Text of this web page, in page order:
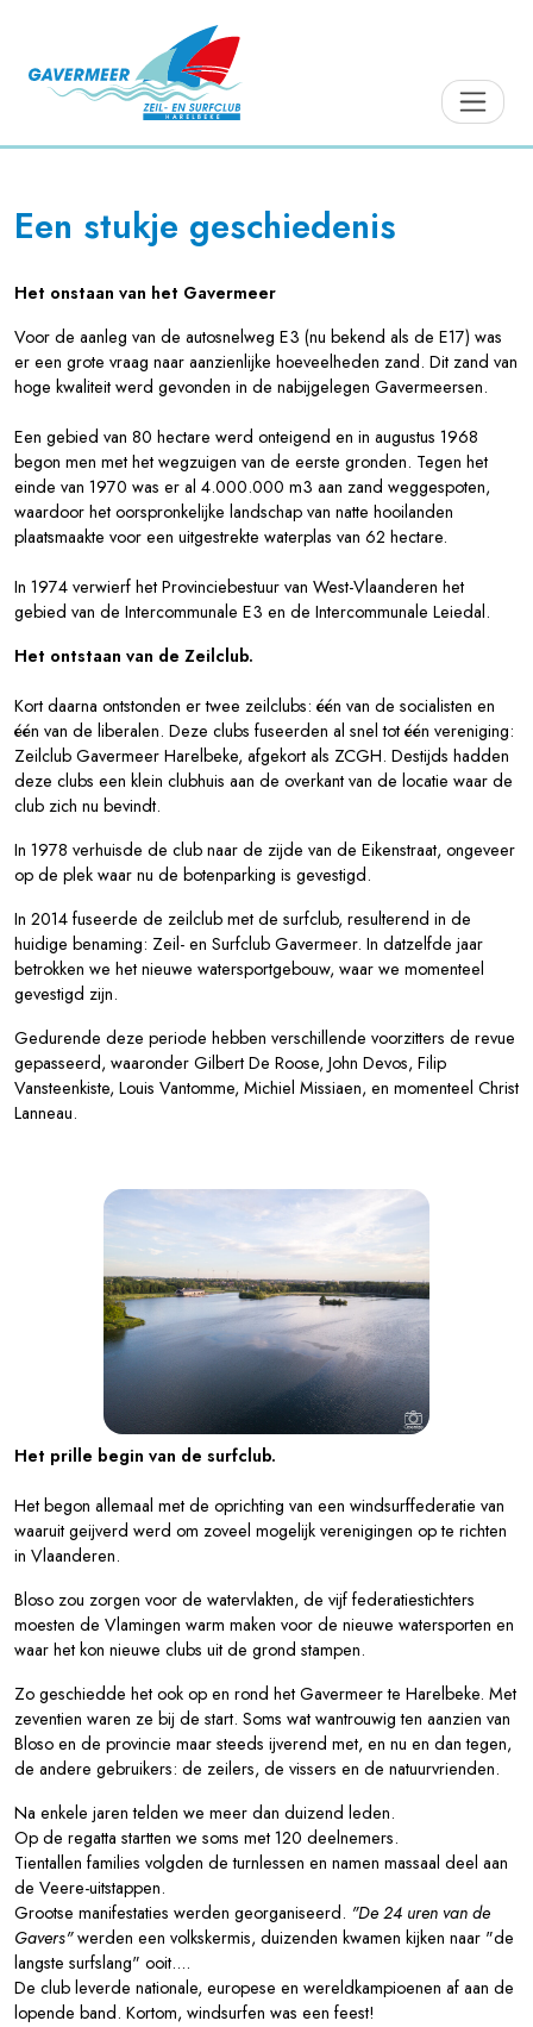
Een stukje geschiedenis
Het onstaan van het Gavermeer
Voor de aanleg van de autosnelweg E3 (nu bekend als de E17) was
er een grote vraag naar aanzienlijke hoeveelheden zand. Dit zand van
hoge kwaliteit werd gevonden in de nabijgelegen Gavermeersen.
Een gebied van 80 hectare werd onteigend en in augustus 1968
begon men met het wegzuigen van de eerste gronden. Tegen het
einde van 1970 was er al 4.000.000 m3 aan zand weggespoten,
waardoor het oorspronkelijke landschap van natte hooilanden
plaatsmaakte voor een uitgestrekte waterplas van 62 hectare.
In 1974 verwierf het Provinciebestuur van West-Vlaanderen het
gebied van de Intercommunale E3 en de Intercommunale Leiedal.
Het ontstaan van de Zeilclub.
Kort daarna ontstonden er twee zeilclubs: één van de socialisten en
één van de liberalen. Deze clubs fuseerden al snel tot één vereniging:
Zeilclub Gavermeer Harelbeke, afgekort als ZCGH. Destijds hadden
deze clubs een klein clubhuis aan de overkant van de locatie waar de
club zich nu bevindt.
In 1978 verhuisde de club naar de zijde van de Eikenstraat, ongeveer
op de plek waar nu de botenparking is gevestigd.
In 2014 fuseerde de zeilclub met de surfclub, resulterend in de
huidige benaming: Zeil- en Surfclub Gavermeer. In datzelfde jaar
betrokken we het nieuwe watersportgebouw, waar we momenteel
gevestigd zijn.
Gedurende deze periode hebben verschillende voorzitters de revue
gepasseerd, waaronder Gilbert De Roose, John Devos, Filip
Vansteenkiste, Louis Vantomme, Michiel Missiaen, en momenteel Christ
Lanneau.
Het prille begin van de surfclub.
Het begon allemaal met de oprichting van een windsurffederatie van
waaruit geijverd werd om zoveel mogelijk verenigingen op te richten
in Vlaanderen.
Bloso zou zorgen voor de watervlakten, de vijf federatiestichters
moesten de Vlamingen warm maken voor de nieuwe watersporten en
waar het kon nieuwe clubs uit de grond stampen.
Zo geschiedde het ook op en rond het Gavermeer te Harelbeke. Met
zeventien waren ze bij de start. Soms wat wantrouwig ten aanzien van
Bloso en de provincie maar steeds ijverend met, en nu en dan tegen,
de andere gebruikers: de zeilers, de vissers en de natuurvrienden.
Na enkele jaren telden we meer dan duizend leden.
Op de regatta startten we soms met 120 deelnemers.
Tientallen families volgden de turnlessen en namen massaal deel aan
de Veere-uitstappen.
Grootse manifestaties werden georganiseerd. "De 24 uren van de
Gavers"werden een volkskermis, duizenden kwamen kijken naar "de
langste surfslang" ooit....
De club leverde nationale, europese en wereldkampioenen af aan de
lopende band. Kortom, windsurfen was een feest!